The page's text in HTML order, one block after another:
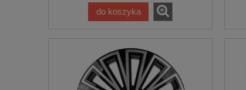
do koszyka